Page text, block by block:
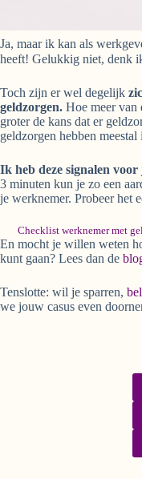
Ja, maar ik kan als
heeft! Gelukkig niet, denk
Toch zijn er wel degelijk
geldzorgen. Hoe meer van
groter de kans dat er
geldzorgen hebben
Ik heb deze signalen
3 minuten kun je zo een
je werknemer. Probeer het
Checklist werknemer met
En mocht je willen weten
kunt gaan? Lees dan de
Tenslotte: wil je sparren, bel
we jouw casus even